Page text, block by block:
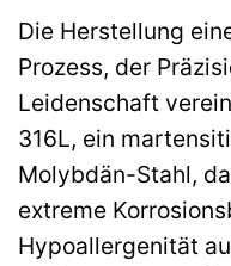
Die Herstellung
Prozess, der
Leidenschaft
316L, ein
Molybdän-Stahl,
extreme
Hypoallergenität